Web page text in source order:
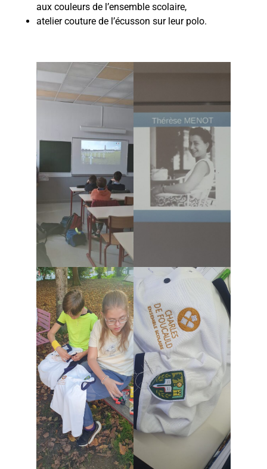
aux couleurs de l’ensemble scolaire,
atelier couture de l’écusson sur leur polo.